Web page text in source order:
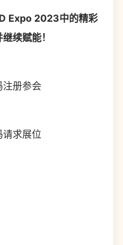
Expo 2023中的精彩
续赋能！
注册参会
求展位